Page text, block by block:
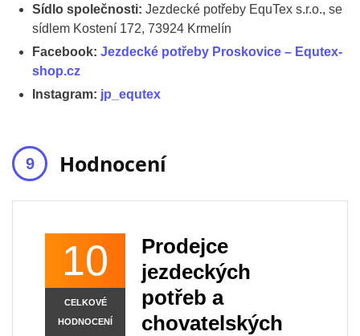
Sídlo společnosti: Jezdecké potřeby EquTex s.r.o., se
sídlem Kostení 172, 73924 Krmelín
Facebook: Jezdecké potřeby Proskovice – Equtex-
shop.cz
Instagram: jp_equtex
Hodnocení
10
CELKOVÉ
HODNOCENÍ
Prodejce
jezdeckých
potřeb a
chovatelských